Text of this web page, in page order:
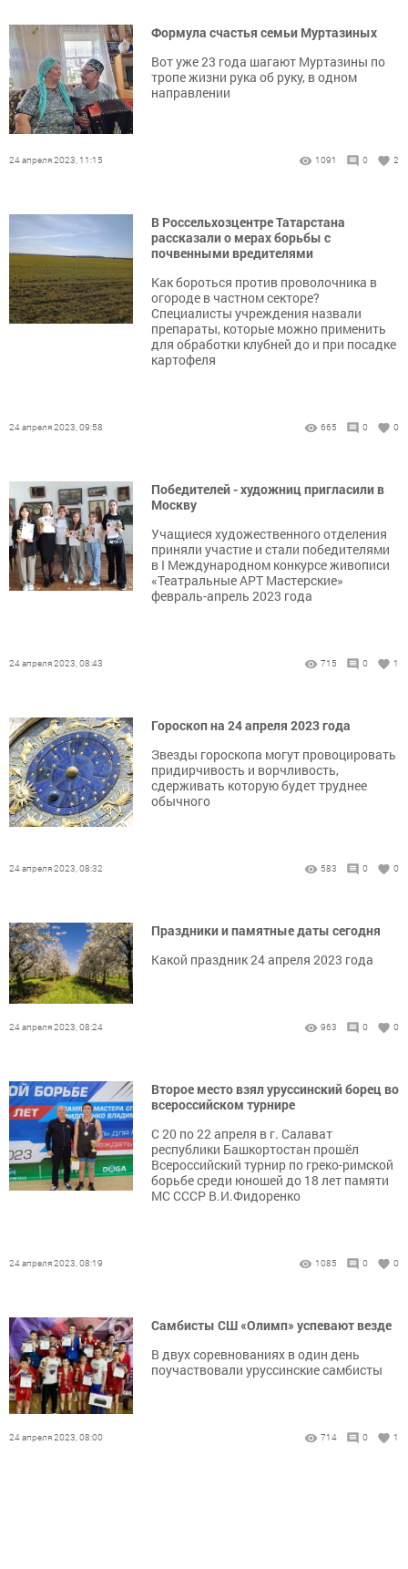
Формула счастья семьи Муртазиных
Вот уже 23 года шагают Муртазины по
тропе жизни рука об руку, в одном
направлении
24 апреля 2023, 11:15 1091 0 2
В Россельхозцентре Татарстана
рассказали о мерах борьбы с
почвенными вредителями
Как бороться против проволочника в
огороде в частном секторе?
Специалисты учреждения назвали
препараты, которые можно применить
для обработки клубней до и при посадке
картофеля
24 апреля 2023, 09:58 665 0 0
Победителей - художниц пригласили в
Москву
Учащиеся художественного отделения
приняли участие и стали победителями
в I Международном конкурсе живописи
«Театральные АРТ Мастерские»
февраль-апрель 2023 года
24 апреля 2023, 08:43 715 0 1
Гороскоп на 24 апреля 2023 года
Звезды гороскопа могут провоцировать
придирчивость и ворчливость,
сдерживать которую будет труднее
обычного
24 апреля 2023, 08:32 583 0 0
Праздники и памятные даты сегодня
Какой праздник 24 апреля 2023 года
24 апреля 2023, 08:24 963 0 0
Второе место взял уруссинский борец во
всероссийском турнире
С 20 по 22 апреля в г. Салават
республики Башкортостан прошёл
Всероссийский турнир по греко-римской
борьбе среди юношей до 18 лет памяти
МС СССР В.И.Фидоренко
24 апреля 2023, 08:19 1085 0 0
Самбисты СШ «Олимп» успевают везде
В двух соревнованиях в один день
поучаствовали уруссинские самбисты
24 апреля 2023, 08:00 714 0 1